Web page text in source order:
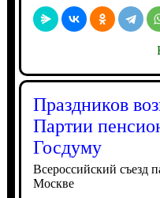
Праздников
Партии
Госдуму
Всероссийский съезд
Москве